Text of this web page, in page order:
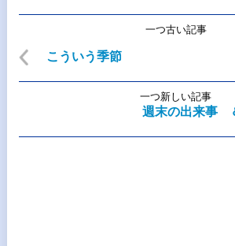
一つ古い記事
こういう季節
一つ新しい記事
週末の出来事